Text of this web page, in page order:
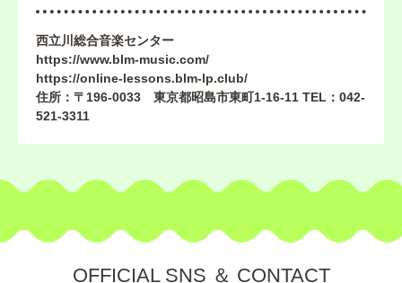
西立川総合音楽センター
https://www.blm-music.com/
https://online-lessons.blm-lp.club/
住所：〒196-0033 東京都昭島市東町1-16-11 TEL：042-
521-3311
OFFICIAL SNS ＆ CONTACT